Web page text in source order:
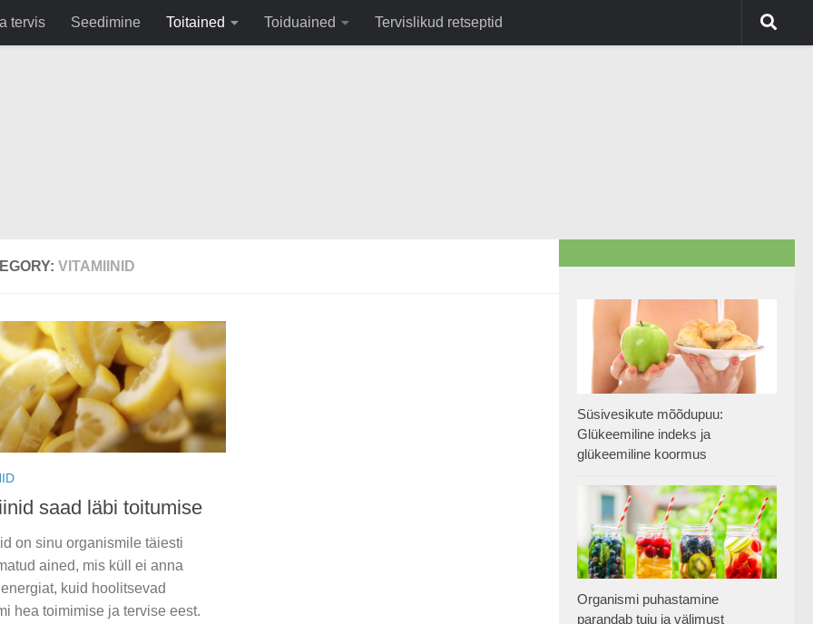
tervis Seedimine Toitained Toiduained Tervislikud retseptid
VITAMIINID
saad läbi toitumise
on sinu organismile täiesti
ained, mis küll ei anna
kuid hoolitsevad
hea toimimise ja tervise eest.
Süsivesikute mõõdupuu:
Glükeemiline indeks ja
glükeemiline koormus
Organismi puhastamine
parandab tuju ja välimust